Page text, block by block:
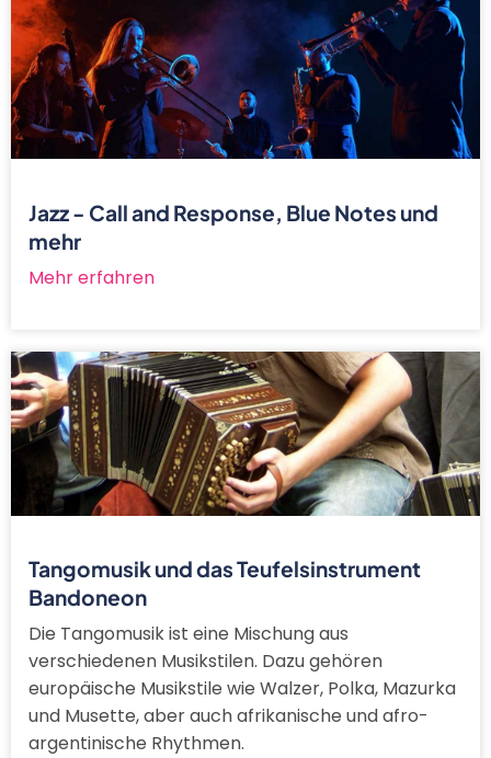
Jazz - Call and Response, Blue Notes und
mehr
Mehr erfahren
Tangomusik und das Teufelsinstrument
Bandoneon
Die Tangomusik ist eine Mischung aus
verschiedenen Musikstilen. Dazu gehören
europäische Musikstile wie Walzer, Polka, Mazurka
und Musette, aber auch afrikanische und afro-
argentinische Rhythmen.